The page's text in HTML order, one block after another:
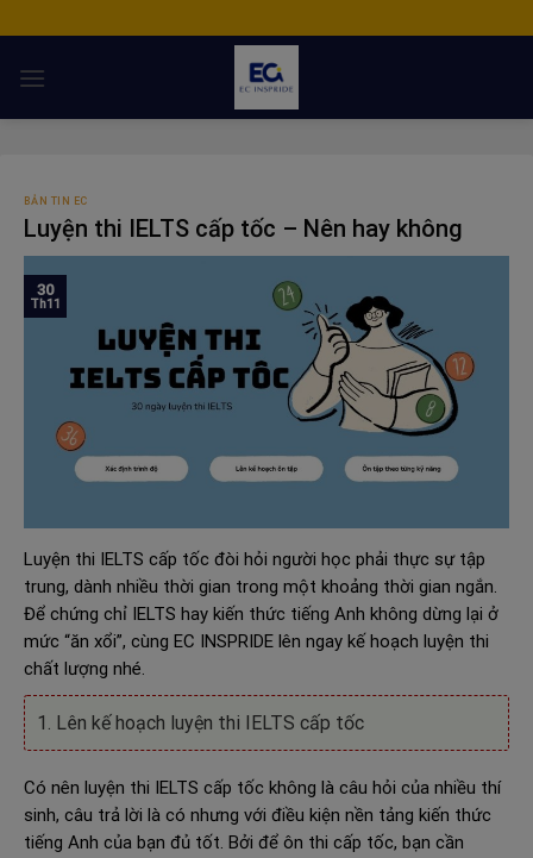
to
content
BẢN TIN EC
Luyện thi IELTS cấp tốc – Nên hay không
30
Th11
Luyện thi IELTS cấp tốc đòi hỏi người học phải thực sự tập
trung, dành nhiều thời gian trong một khoảng thời gian ngắn.
Để chứng chỉ IELTS hay kiến thức tiếng Anh không dừng lại ở
mức “ăn xổi”, cùng EC INSPRIDE lên ngay kế hoạch luyện thi
chất lượng nhé.
1. Lên kế hoạch luyện thi IELTS cấp tốc
Có nên luyện thi IELTS cấp tốc không là câu hỏi của nhiều thí
sinh, câu trả lời là có nhưng với điều kiện nền tảng kiến thức
tiếng Anh của bạn đủ tốt. Bởi để ôn thi cấp tốc, bạn cần